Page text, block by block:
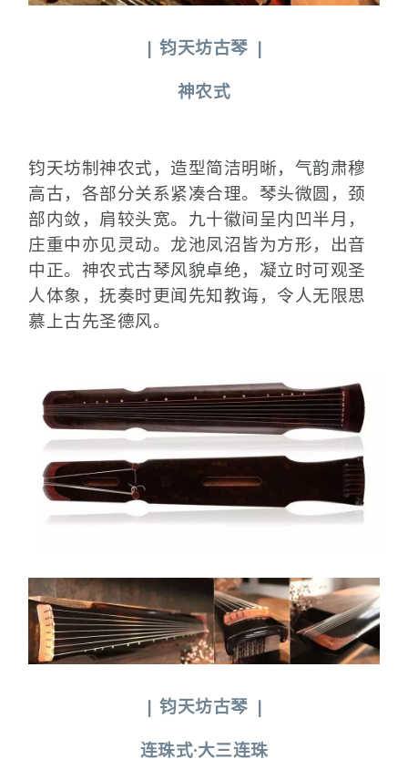
|钧天坊古琴 |
神农式
钧天坊制神农式，造型简洁明晰，气韵肃穆
高古，各部分关系紧凑合理。琴头微圆，颈
部内敛，肩较头宽。九十徽间呈内凹半月，
庄重中亦见灵动。龙池凤沼皆为方形，出音
中正。神农式古琴风貌卓绝，凝立时可观圣
人体象，抚奏时更闻先知教诲，令人无限思
慕上古先圣德风。
|钧天坊古琴 |
连珠式·大三连珠